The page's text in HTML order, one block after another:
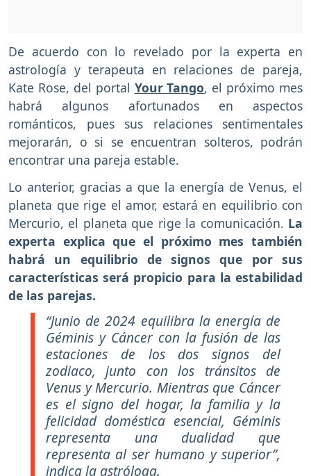
De acuerdo con lo revelado por la experta en
astrología y terapeuta en relaciones de pareja,
Kate Rose, del portal Your Tango, el próximo mes
habrá algunos afortunados en aspectos
románticos, pues sus relaciones sentimentales
mejorarán, o si se encuentran solteros, podrán
encontrar una pareja estable.
Lo anterior, gracias a que la energía de Venus, el
planeta que rige el amor, estará en equilibrio con
Mercurio, el planeta que rige la comunicación. La
experta explica que el próximo mes también
habrá un equilibrio de signos que por sus
características será propicio para la estabilidad
de las parejas.
“Junio de 2024 equilibra la energía de
Géminis y Cáncer con la fusión de las
estaciones de los dos signos del
zodiaco, junto con los tránsitos de
Venus y Mercurio. Mientras que Cáncer
es el signo del hogar, la familia y la
felicidad doméstica esencial, Géminis
representa una dualidad que
representa al ser humano y superior”,
indica la astróloga.